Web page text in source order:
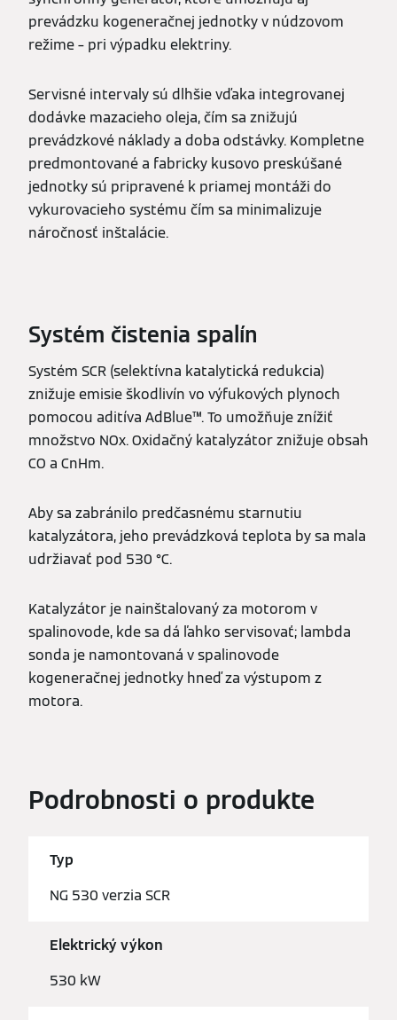
prevádzku kogeneračnej jednotky v núdzovom
režime – pri výpadku elektriny.
Servisné intervaly sú dlhšie vďaka integrovanej
dodávke mazacieho oleja, čím sa znižujú
prevádzkové náklady a doba odstávky. Kompletne
predmontované a fabricky kusovo preskúšané
jednotky sú pripravené k priamej montáži do
vykurovacieho systému čím sa minimalizuje
náročnosť inštalácie.
Systém čistenia spalín
Systém SCR (selektívna katalytická redukcia)
znižuje emisie škodlivín vo výfukových plynoch
pomocou aditíva AdBlue™. To umožňuje znížiť
množstvo NOx. Oxidačný katalyzátor znižuje obsah
CO a CnHm.
Aby sa zabránilo predčasnému starnutiu
katalyzátora, jeho prevádzková teplota by sa mala
udržiavať pod 530 °C.
Katalyzátor je nainštalovaný za motorom v
spalinovode, kde sa dá ľahko servisovať; lambda
sonda je namontovaná v spalinovode
kogeneračnej jednotky hneď za výstupom z
motora.
Podrobnosti o produkte
Typ
NG 530 verzia SCR
Elektrický výkon
530 kW